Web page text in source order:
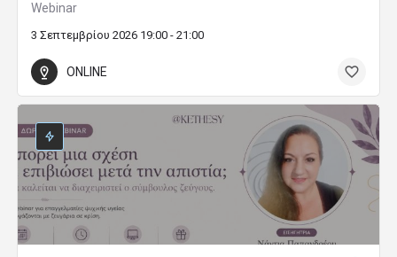
Webinar
3 Σεπτεμβρίου 2026 19:00 - 21:00
ONLINE